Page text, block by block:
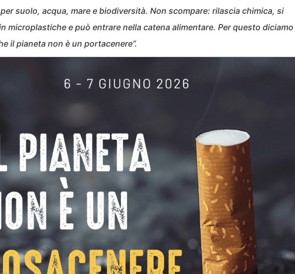
suolo, acqua, mare e biodiversità. Non scompare: rilascia chimica, si
microplastiche e può entrare nella catena alimentare. Per questo diciamo
il pianeta non è un portacenere”.